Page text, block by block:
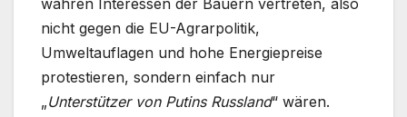
wahren Interessen der Bauern vertreten, also
nicht gegen die EU-Agrarpolitik,
Umweltauflagen und hohe Energiepreise
protestieren, sondern einfach nur
„Unterstützer von Putins Russland“ wären.